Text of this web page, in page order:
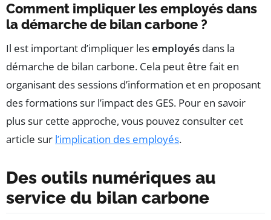
Comment impliquer les employés dans
la démarche de bilan carbone ?
Il est important d’impliquer lesemployés dans la
démarche de bilan carbone. Cela peut être fait en
organisant des sessions d’information et en proposant
des formations sur l’impact des GES. Pour en savoir
plus sur cette approche, vous pouvez consulter cet
article sur l’implication des employés.
Des outils numériques au
service du bilan carbone